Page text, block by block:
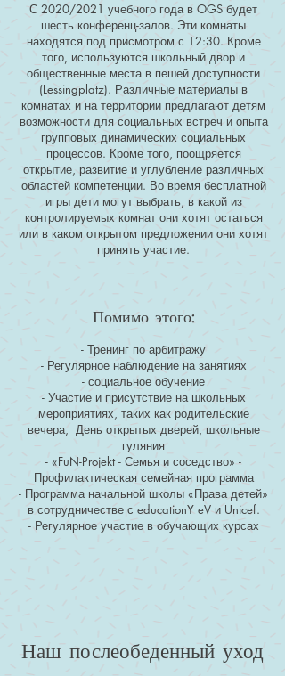
С 2020/2021 учебного года в OGS будет
шесть конференц-залов. Эти комнаты
находятся под присмотром с 12:30. Кроме
того, используются школьный двор и
общественные места в пешей доступности
(Lessingplatz). Различные материалы в
комнатах и на территории предлагают детям
возможности для социальных встреч и опыта
групповых динамических социальных
процессов. Кроме того, поощряется
открытие, развитие и углубление различных
областей компетенции. Во время бесплатной
игры дети могут выбрать, в какой из
контролируемых комнат они хотят остаться
или в каком открытом предложении они хотят
принять участие.
Помимо этого:
- Тренинг по арбитражу
- Регулярное наблюдение на занятиях
- социальное обучение
- Участие и присутствие на школьных
мероприятиях, таких как родительские
вечера, День открытых дверей, школьные
гуляния
- «FuN-Projekt - Семья и соседство» -
Профилактическая семейная программа
- Программа начальной школы «Права детей»
в сотрудничестве с educationY eV и Unicef.
- Регулярное участие в обучающих курсах
Наш послеобеденный уход